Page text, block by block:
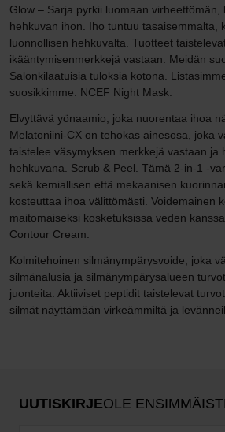
Glow – Sarja pyrkii luomaan virheettömän,
hehkuvan ihon. Iho tuntuu tasaisemmalta,
luonnollisen hehkuvalta. Tuotteet
ikääntymisenmerkkejä vastaan. Meidän
Salonkilaatuisia tuloksia kotona.
suosikkimme: NCEF Night Mask.
Elvyttävä yönaamio, joka nuorentaa ihoa
Melatoniini-CX on tehokas ainesosa, joka
taistelee väsymyksen merkkejä vastaan ja
hehkuvana. Scrub & Peel. Tämä 2-in-1 -
sekä kemiallisen että mekaanisen
kosteuttaa ihoa välittömästi. Voidemainen
maitomaiseksi kosketuksissa veden
Contour Cream.
Kolmitehoinen silmänympärysvoide, joka
silmänalusia ja silmänympärysalueen
juonteita. Aktiiviset peptidit taistelevat
silmät näyttämään virkeämmiltä ja
UUTISKIRJEOLE